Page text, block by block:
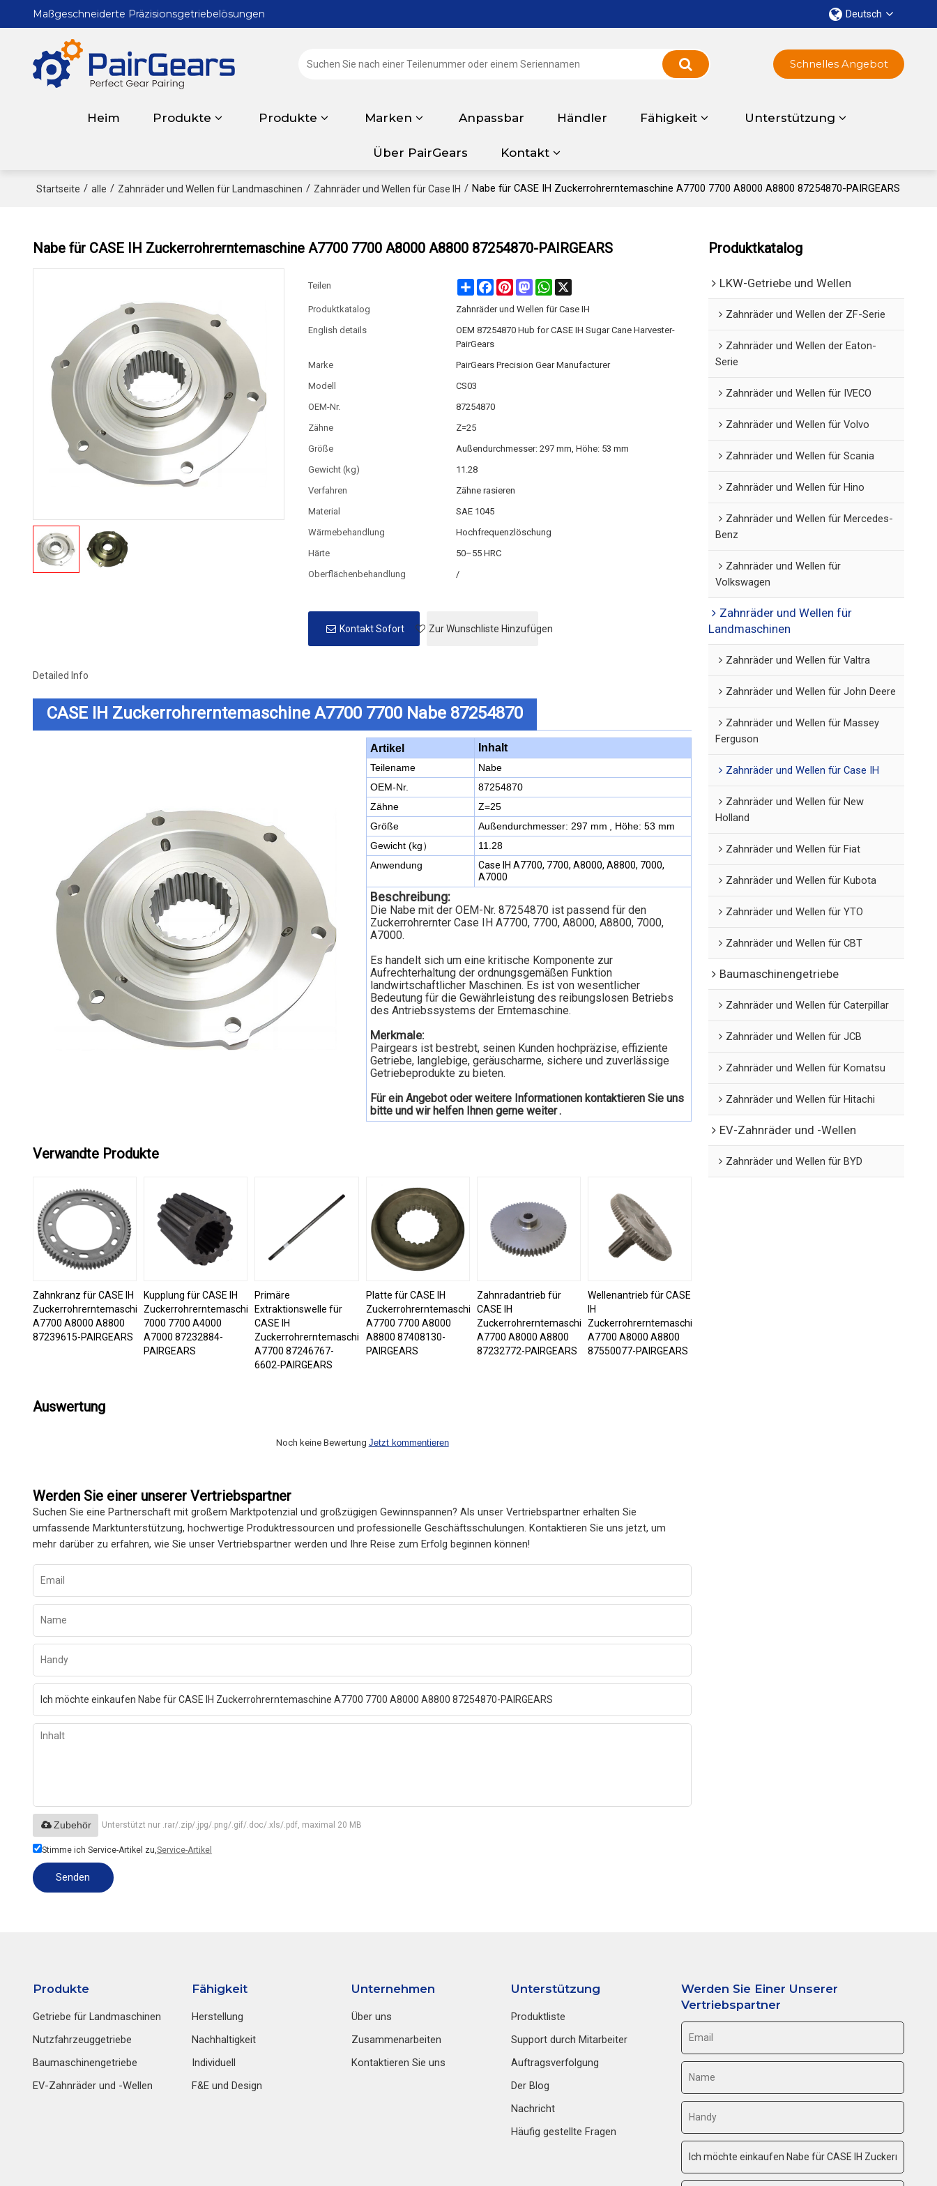
Maßgeschneiderte Präzisionsgetriebelösungen Deutsch
Heim Produkte Produkte Marken Anpassbar Händler Fähigkeit Unterstützung
Über PairGears Kontakt
Schnelles Angebot
Startseite / alle / Zahnräder und Wellen für Landmaschinen / Zahnräder und Wellen für Case IH / Nabe für CASE IH Zuckerrohrerntemaschine A7700 7700 A8000 A8800 87254870-PAIRGEARS
Nabe für CASE IH Zuckerrohrerntemaschine A7700 7700 A8000 A8800 87254870-PAIRGEARS
Teilen ShareFacebookPinterestMastodonWhatsApp
Produktkatalog
Zahnräder und Wellen für Case IH
English details
OEM 87254870 Hub for CASE IH Sugar Cane Harvester-
PairGears
Marke
PairGears Precision Gear Manufacturer
Modell
CS03
OEM-Nr.
87254870
Zähne
Z=25
Größe
Außendurchmesser: 297 mm, Höhe: 53 mm
Gewicht (kg)
11.28
Verfahren
Zähne rasieren
Material
SAE 1045
Wärmebehandlung
Hochfrequenzlöschung
Härte
50–55 HRC
Oberflächenbehandlung
/
Kontakt Sofort Zur Wunschliste Hinzufügen
Detailed Info
CASE IH Zuckerrohrerntemaschine A7700 7700 Nabe 87254870
Artikel Inhalt
Teilename
Nabe
OEM-Nr.
87254870
Zähne
Z=25
Größe
Außendurchmesser: 297 mm
, Höhe: 53 mm
Gewicht (kg）
11.28
Anwendung
Case IH A7700, 7700, A8000, A8800, 7000,
A7000
Beschreibung:
Die Nabe mit der OEM-Nr. 87254870 ist passend für den
Zuckerrohrernter Case IH A7700, 7700, A8000, A8800, 7000,
A7000.
Es handelt sich um eine kritische Komponente zur
Aufrechterhaltung der ordnungsgemäßen Funktion
landwirtschaftlicher Maschinen. Es ist von wesentlicher
Bedeutung für die Gewährleistung des reibungslosen Betriebs
des Antriebssystems der Erntemaschine.
Merkmale:
Pairgears ist bestrebt, seinen Kunden hochpräzise, effiziente
Getriebe, langlebige, geräuscharme, sichere und zuverlässige
Getriebeprodukte zu bieten.
Für ein Angebot oder weitere Informationen kontaktieren Sie uns
bitte und wir helfen Ihnen gerne weiter.
Verwandte Produkte
Zahnkranz für CASE IH
Zuckerrohrerntemaschine
A7700 A8000 A8800
87239615-PAIRGEARS
Kupplung für CASE IH
Zuckerrohrerntemaschine
7000 7700 A4000
A7000 87232884-
PAIRGEARS
Primäre
Extraktionswelle für
CASE IH
Zuckerrohrerntemaschine
A7700 87246767-
6602-PAIRGEARS
Platte für CASE IH
Zuckerrohrerntemaschine
A7700 7700 A8000
A8800 87408130-
PAIRGEARS
Zahnradantrieb für
CASE IH
Zuckerrohrerntemaschine
A7700 A8000 A8800
87232772-PAIRGEARS
Wellenantrieb für CASE
IH
Zuckerrohrerntemaschine
A7700 A8000 A8800
87550077-PAIRGEARS
Auswertung
Noch keine Bewertung Jetzt kommentieren
Werden Sie einer unserer Vertriebspartner
Suchen Sie eine Partnerschaft mit großem Marktpotenzial und großzügigen Gewinnspannen? Als unser Vertriebspartner erhalten Sie
umfassende Marktunterstützung, hochwertige Produktressourcen und professionelle Geschäftsschulungen. Kontaktieren Sie uns jetzt, um
mehr darüber zu erfahren, wie Sie unser Vertriebspartner werden und Ihre Reise zum Erfolg beginnen können!
Unterstützt nur .rar/.zip/.jpg/.png/.gif/.doc/.xls/.pdf, maximal 20 MB
Zubehör
Stimme ich Service-Artikel zu,Service-Artikel
Senden
Produktkatalog
LKW-Getriebe und Wellen
Zahnräder und Wellen der ZF-Serie
Zahnräder und Wellen der Eaton-
Serie
Zahnräder und Wellen für IVECO
Zahnräder und Wellen für Volvo
Zahnräder und Wellen für Scania
Zahnräder und Wellen für Hino
Zahnräder und Wellen für Mercedes-
Benz
Zahnräder und Wellen für
Volkswagen
Zahnräder und Wellen für
Landmaschinen
Zahnräder und Wellen für Valtra
Zahnräder und Wellen für John Deere
Zahnräder und Wellen für Massey
Ferguson
Zahnräder und Wellen für Case IH
Zahnräder und Wellen für New
Holland
Zahnräder und Wellen für Fiat
Zahnräder und Wellen für Kubota
Zahnräder und Wellen für YTO
Zahnräder und Wellen für CBT
Baumaschinengetriebe
Zahnräder und Wellen für Caterpillar
Zahnräder und Wellen für JCB
Zahnräder und Wellen für Komatsu
Zahnräder und Wellen für Hitachi
EV-Zahnräder und -Wellen
Zahnräder und Wellen für BYD
Produkte
Getriebe für Landmaschinen
Nutzfahrzeuggetriebe
Baumaschinengetriebe
EV-Zahnräder und -Wellen
Fähigkeit
Herstellung
Nachhaltigkeit
Individuell
F&E und Design
Unternehmen
Über uns
Zusammenarbeiten
Kontaktieren Sie uns
Unterstützung
Produktliste
Support durch Mitarbeiter
Auftragsverfolgung
Der Blog
Nachricht
Häufig gestellte Fragen
Werden Sie Einer Unserer
Vertriebspartner